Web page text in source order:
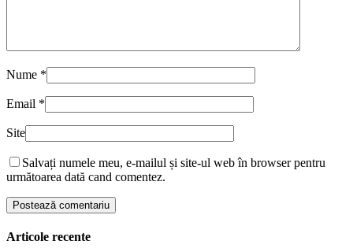
Nume *
Email *
Site
Salvați numele meu, e-mailul și site-ul web în browser pentru
următoarea dată cand comentez.
Articole recente